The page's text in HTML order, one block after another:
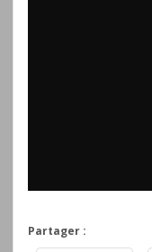
Partager :